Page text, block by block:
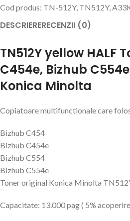
Cod produs: TN-512Y, TN512Y,
DESCRIERERECENZII (0)
TN512Y yellow HALF
C454e, Bizhub
Konica Minolta
Copiatoare multifunctionale care
Bizhub C454
Bizhub C454e
Bizhub C554
Bizhub C554e
Toner original Konica Minolta
Capacitate: 13.000 pag ( 5%